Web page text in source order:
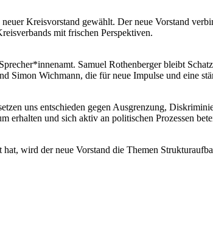
Kreisvorstand gewählt. Der neue Vorstand
mit frischen Perspektiven.
Samuel Rothenberger bleibt
Simon Wichmann, die für neue Impulse und eine
uns entschieden gegen Ausgrenzung,
erhalten und sich aktiv an politischen Prozessen
wird der neue Vorstand die Themen